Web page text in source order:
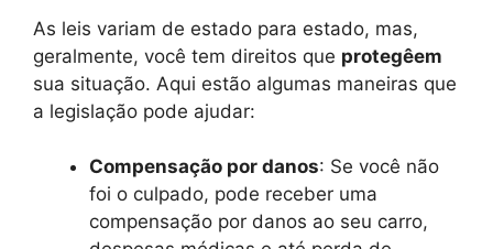
As leis variam de estado para estado, mas,
geralmente, você tem direitos que protegêem
sua situação. Aqui estão algumas maneiras que
a legislação pode ajudar:
Compensação por danos: Se você não
foi o culpado, pode receber uma
compensação por danos ao seu carro,